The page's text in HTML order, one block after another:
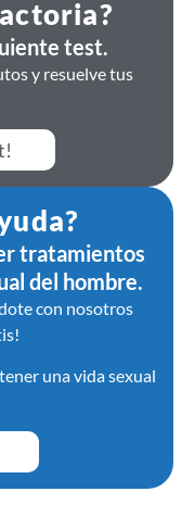
test.
y resuelve tus
tratamientos
del hombre.
con nosotros
una vida sexual